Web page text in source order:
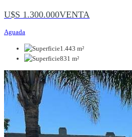
U$S 1.300.000VENTA
Aguada
1.443 m²
831 m²